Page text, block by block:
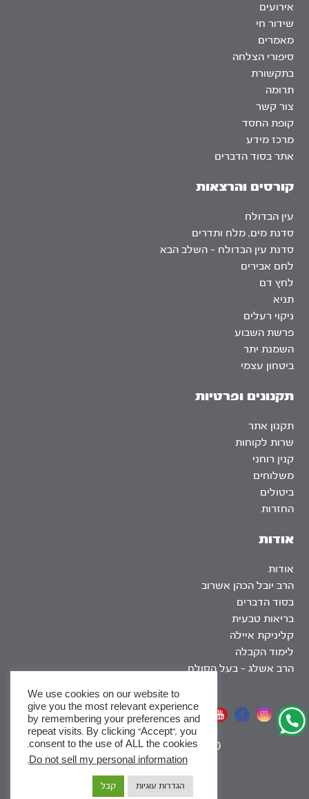
אודות
אודות
הרב יובל הכהן אשרוב
בסוד הדברים
בריאות טבעית
קליניקת איילה
לימוד הקבלה
הרב אשלג – בעל הסולם
אירועים
שידור חי
מאמרים
סיפורי הצלחה
בתקשורת
תרומה
צור קשר
קופת החסד
מרכז מידע
אתר בסוד הדברים
קורסים והרצאות
עין הבדולח
סדנת מים, מלח ותדרים
סדנת עין הבדולח – השלב הבא
לחם אבירים
לחץ דם
תניא
ניקוי רעלים
פרשת השבוע
השמנת יתר
ביטחון עצמי
תקנונים ופרטיות
תקנון אתר
שרות לקוחות
קנין רוחני
משלוחים
ביטולים
החזרות
אתר שומר שבת
SEO
|
We use cookies on our website to
give you the most relevant experience
by remembering your preferences and
repeat visits. By clicking “Accept”, you
consent to the use of ALL the cookies.
Do not sell my personal information
.
הגדרות עוגיות קבל
x